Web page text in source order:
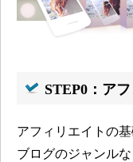
STEP0：ア
アフィリエイトの
ブログのジャンル